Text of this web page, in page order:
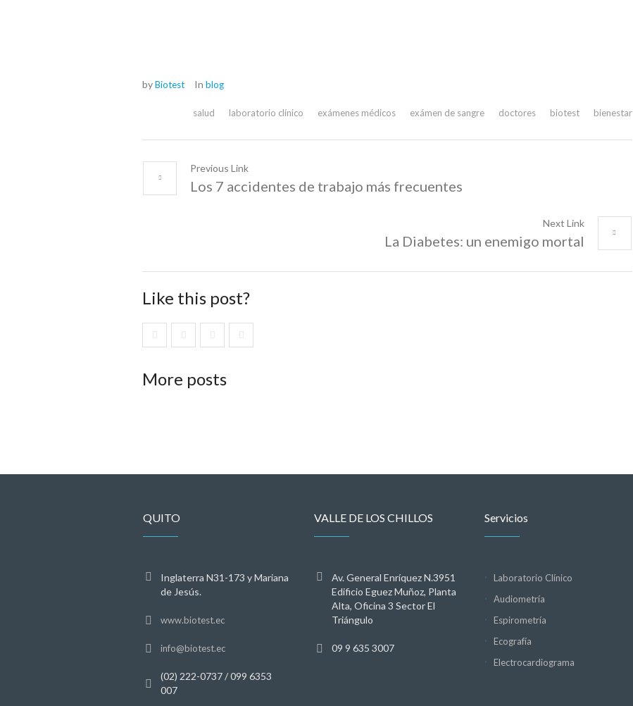
byBiotest In blog
bienestar
biotest
doctores
exámen de sangre
exámenes médicos
laboratorio clínico
salud
Previous Link
Los 7 accidentes de trabajo más frecuentes
Next Link
La Diabetes: un enemigo mortal
Like this post?
More posts
QUITO
Inglaterra N31-173 y Mariana
de Jesús.
www.biotest.ec
info@biotest.ec
(02) 222-0737 / 099 6353
007
VALLE DE LOS CHILLOS
Av. General Enríquez N.3951
Edificio Eguez Muñoz, Planta
Alta, Oficina 3 Sector El
Triángulo
09 9 635 3007
Servicios
Laboratorio Clínico
Audiometría
Espirometría
Ecografía
Electrocardiograma